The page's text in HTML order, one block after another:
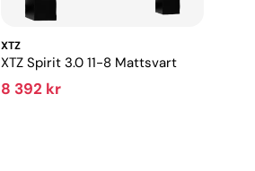
XTZ
XTZ Spirit 3.0 11-8 Mattsvart
8 392 kr